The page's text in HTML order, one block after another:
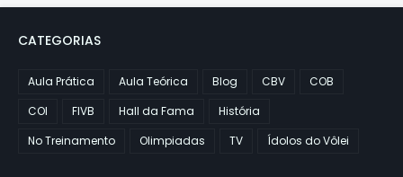
CATEGORIAS
Aula Prática Aula Teórica Blog CBV
COB
COI
FIVB Hall da Fama
História
No Treinamento
Olimpiadas TV Ídolos do Vôlei